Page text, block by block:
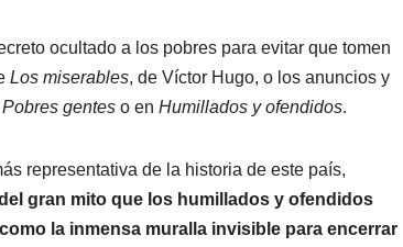
ocultado a los pobres para evitar que tomen
Los miserables, de Víctor Hugo, o los anuncios y
Pobres gentes o en Humillados y ofendidos.
representativa de la historia de este país,
gran mito que los humillados y ofendidos
la inmensa muralla invisible para encerrar